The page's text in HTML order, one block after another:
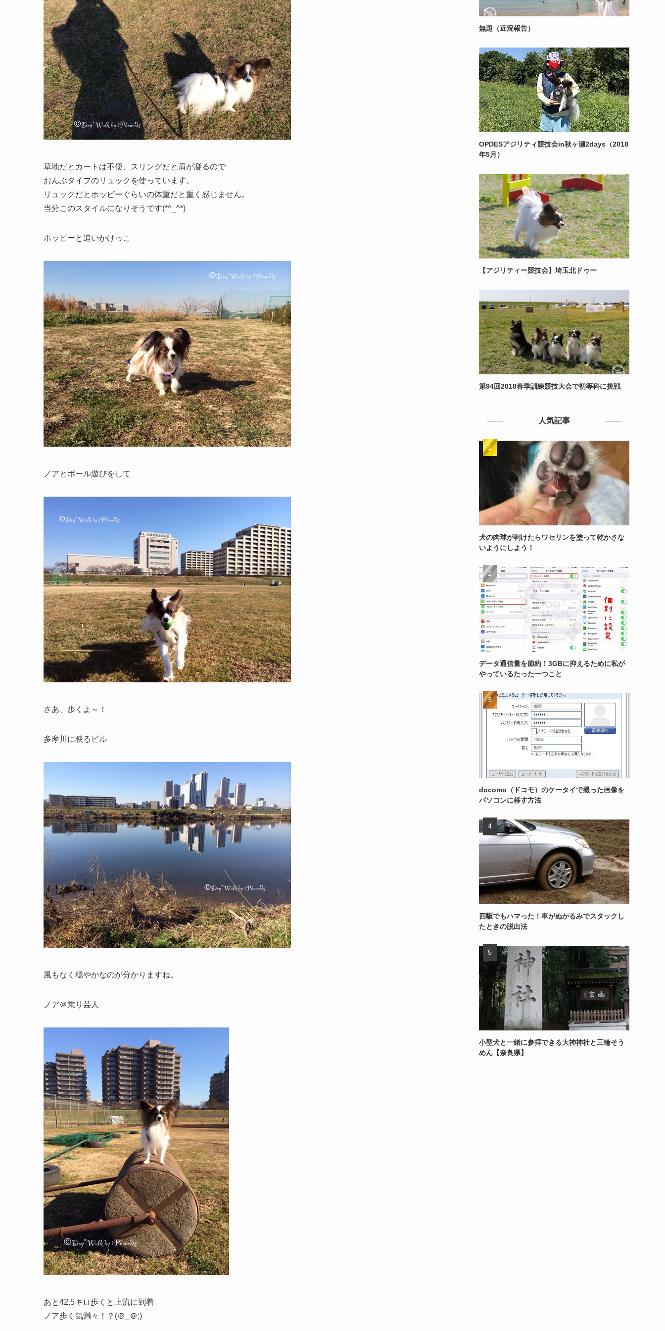
草地だとカートは不便、スリングだと肩が凝るので
おんぶタイプのリュックを使っています。
リュックだとホッピーぐらいの体重だと重く感じません。
当分このスタイルになりそうです(*^_^*)
ホッピーと追いかけっこ
ノアとボール遊びをして
さあ、歩くよ～！
多摩川に映るビル
風もなく穏やかなのが分かりますね。
ノア＠乗り芸人
あと42.5キロ歩くと上流に到着
ノア歩く気満々！？(＠_＠;)
無題（近況報告）
OPDESアジリティ競技会in秋ヶ瀬2days（2018
年5月）
【アジリティー競技会】埼玉北ドゥー
第94回2018春季訓練競技大会で初等科に挑戦
人気記事
犬の肉球が剥けたらワセリンを塗って乾かさな
いようにしよう！
データ通信量を節約！3GBに抑えるために私が
やっているたった一つこと
docomo（ドコモ）のケータイで撮った画像を
パソコンに移す方法
四駆でもハマった！車がぬかるみでスタックし
たときの脱出法
小型犬と一緒に参拝できる大神神社と三輪そう
めん【奈良県】